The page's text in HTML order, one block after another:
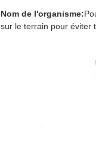
Nom de l'organisme:
sur le terrain pour éviter